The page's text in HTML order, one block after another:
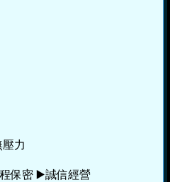
力
保密 ▶️誠信經營